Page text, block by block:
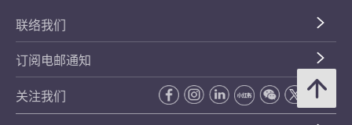
联络我们
订阅电邮通知
关注我们